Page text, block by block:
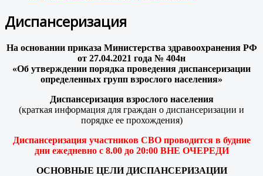
Диспансеризация
На основании приказа Министерства здравоохранения РФ
от 27.04.2021 года № 404н
«Об утверждении порядка проведения диспансеризации
определенных групп взрослого населения»
Диспансеризация взрослого населения
(краткая информация для граждан о диспансеризации и
порядке ее прохождения)
Диспансеризация участников СВО проводится в будние
дни ежедневно с 8.00 до 20:00 ВНЕ ОЧЕРЕДИ
ОСНОВНЫЕ ЦЕЛИ ДИСПАНСЕРИЗАЦИИ